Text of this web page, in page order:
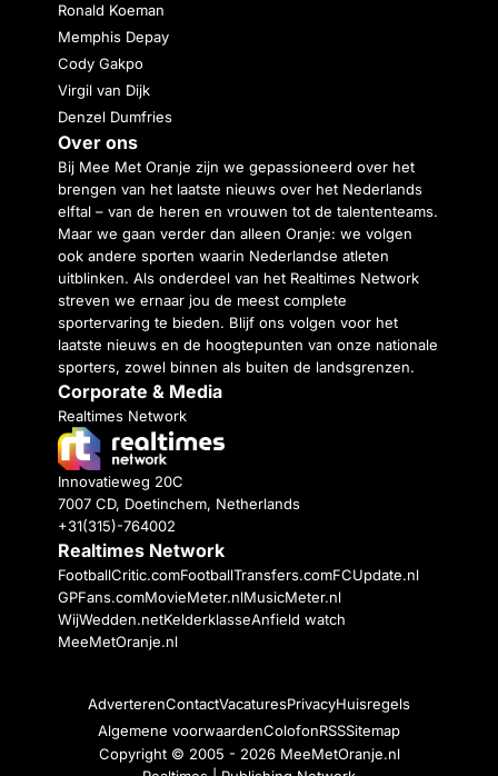
Ronald Koeman
Memphis Depay
Cody Gakpo
Virgil van Dijk
Denzel Dumfries
Over ons
Bij Mee Met Oranje zijn we gepassioneerd over het
brengen van het laatste nieuws over het Nederlands
elftal – van de heren en vrouwen tot de talententeams.
Maar we gaan verder dan alleen Oranje: we volgen
ook andere sporten waarin Nederlandse atleten
uitblinken. Als onderdeel van het Realtimes Network
streven we ernaar jou de meest complete
sportervaring te bieden. Blijf ons volgen voor het
laatste nieuws en de hoogtepunten van onze nationale
sporters, zowel binnen als buiten de landsgrenzen.
Corporate & Media
Realtimes Network
Innovatieweg 20C
7007 CD, Doetinchem, Netherlands
+31(315)-764002
Realtimes Network
FootballCritic.comFootballTransfers.comFCUpdate.nl
GPFans.comMovieMeter.nlMusicMeter.nl
WijWedden.netKelderklasseAnfield watch
MeeMetOranje.nl
AdverterenContactVacaturesPrivacyHuisregels
Algemene voorwaardenColofonRSSSitemap
Copyright © 2005 - 2026 MeeMetOranje.nl